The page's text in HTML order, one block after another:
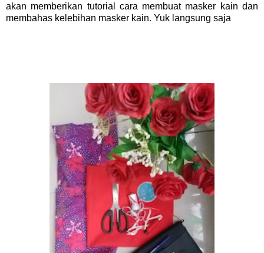
akan memberikan tutorial cara membuat masker kain dan
membahas kelebihan masker kain. Yuk langsung saja